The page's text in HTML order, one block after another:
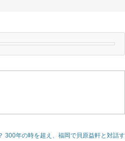
300年の時を超え、福岡で貝原益軒と対話す